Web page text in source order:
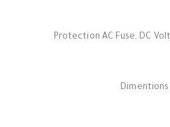
Protection AC Fuse, DC
Dimentions